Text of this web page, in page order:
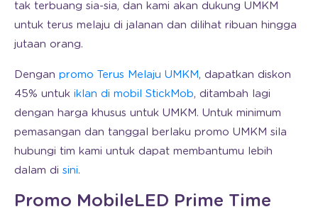
tak terbuang sia-sia, dan kami akan dukung UMKM
untuk terus melaju di jalanan dan dilihat ribuan hingga
jutaan orang.
Dengan promo Terus Melaju UMKM, dapatkan diskon
45% untuk iklan di mobil StickMob, ditambah lagi
dengan harga khusus untuk UMKM. Untuk minimum
pemasangan dan tanggal berlaku promo UMKM sila
hubungi tim kami untuk dapat membantumu lebih
dalam di sini.
Promo MobileLED Prime Time